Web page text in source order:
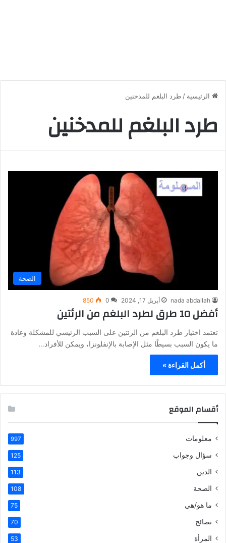
الرئيسية / طرد البلغم للمدخنين
طرد البلغم للمدخنين
الصحة
nada abdallah أبريل 17, 2024 0
850
أفضل 10 طرق لطرد البلغم من الرئتين
تعتمد اختيار طرد البلغم من الرئتين على السبب الرئيسي للمشكلة وعادة
ما يكون السبب بسيطًا مثل الإصابة بالإنفلونزا، ويمكن للأفراد…
أكمل القراءة »
أقسام الموقع
معلومات 997
سؤال وجواب 125
الدين 113
الصحة 108
ما هو/هي 75
نصائح 70
المرأة 53